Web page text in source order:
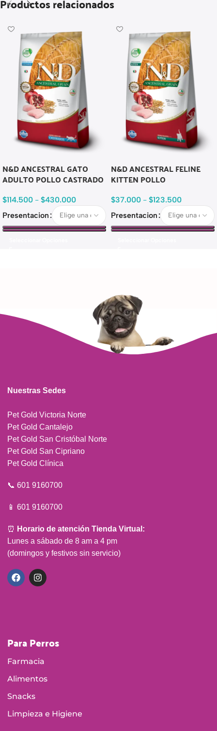
N&D ANCESTRAL GATO
ADULTO POLLO CASTRADO
$114.500 - $430.000
Presentacion
N&D ANCESTRAL FELINE
KITTEN POLLO
$37.000 - $123.500
Presentacion
Nuestras Sedes
Pet Gold Victoria Norte
Pet Gold Cantalejo
Pet Gold San Cristóbal Norte
Pet Gold San Cipriano
Pet Gold Clínica
📞 601 9160700
📱 601 9160700
⏰ Horario de atención Tienda Virtual:
Lunes a sábado de 8 am a 4 pm
(domingos y festivos sin servicio)
Para Perros
Farmacia
Alimentos
Snacks
Limpieza e Higiene